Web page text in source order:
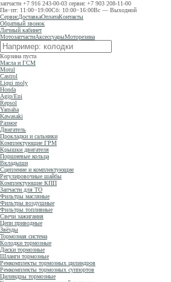
запчасти +7 916 243-00-03 сервис +7 903 208-11-00
Пн−пт: 11:00−19:00Сб: 10:00−16:00Вс — Выходной
СервисДоставкаОплатаКонтакты
Обратный звонок
Личный кабинет
МотозапчастиАксессуарыМоторезина
Корзина пуста
Масла и ГСМ
Motul
Castrol
Liqui moly
Honda
Agip/Eni
Repsol
Yamaha
Kawasaki
Разное
Двигатель
Прокладки и сальники
Комплектующие ГРМ
Крышки двигателя
Поршневые кольца
Вкладыши
Сцепление и комплектующие
Регулировочные шайбы
Комплектующие КПП
Запчасти для ТО
Фильтры масляные
Фильтры воздушные
Фильтры топливные
Свечи зажигания
Цепи приводные
Звёзды
Тормозная система
Колодки тормозные
Диски тормозные
Шланги тормозные
Ремкомплекты тормозных цилиндров
Ремкомплекты тормозных суппортов
Цилиндры тормозные